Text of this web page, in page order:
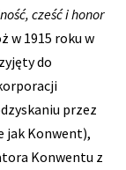
cześć i honor
w 1915 roku w
do
przez
jak Konwent),
Konwentu z